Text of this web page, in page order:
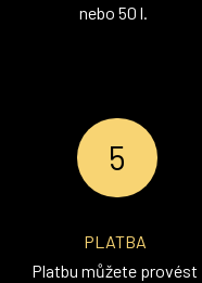
nebo 50 l.
PLATBA
Platbu můžete provést